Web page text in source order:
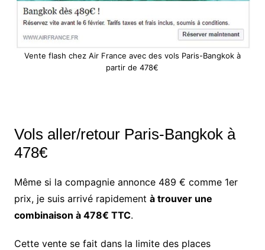
Vente flash chez Air France avec des vols Paris-Bangkok à
partir de 478€
Vols aller/retour Paris-Bangkok à
478€
Même si la compagnie annonce 489 € comme 1er
prix, je suis arrivé rapidement à trouver une
combinaison à 478€ TTC.
Cette vente se fait dans la limite des places